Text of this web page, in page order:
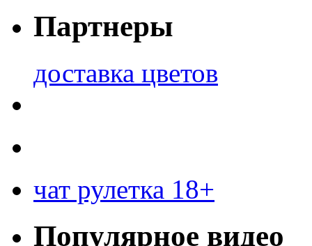
Партнеры
доставка цветов
чат рулетка 18+
Популярное видео